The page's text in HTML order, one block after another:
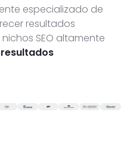
especializado de
resultados
SEO altamente